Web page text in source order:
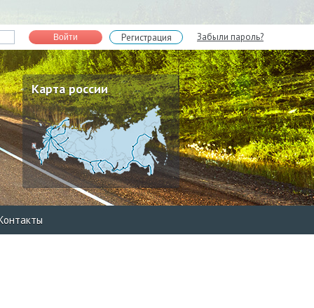
Войти Регистрация Забыли пароль?
Карта россии